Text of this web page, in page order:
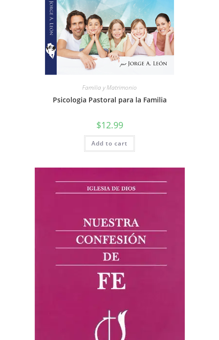
Familia y Matrimonio
Psicologia Pastoral para la Familia
$12.99
Add to cart